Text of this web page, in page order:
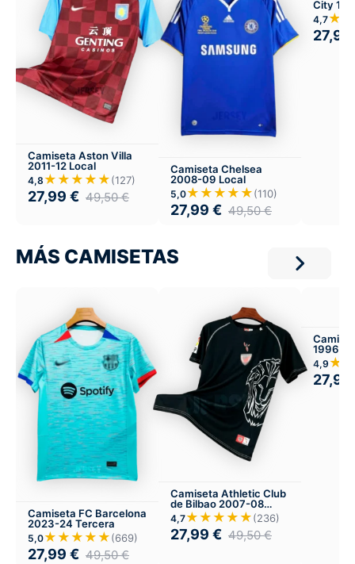
Camiseta Aston Villa
2011-12 Local
4,8 ★★★★★(127)
27,99 € 49,50€
Camiseta Chelsea
2008-09 Local
5,0★★★★★(110)
27,99 € 49,50€
City
4,7
27,99
MÁS CAMISETAS
Camiseta FC Barcelona
2023-24 Tercera
5,0★★★★★(669)
27,99 € 49,50€
Camiseta Athletic Club
de Bilbao 2007-08
Visitante
4,7★★★★★(236)
27,99 € 49,50€
1996-
4,9
27,99